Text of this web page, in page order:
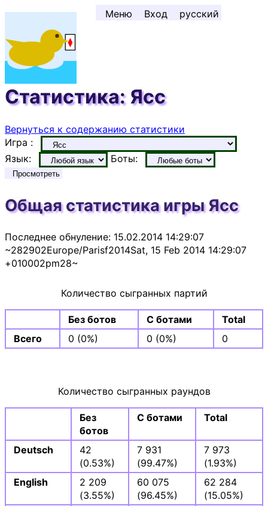
к содержимому ↓
Меню Вход русский
Статистика: Ясс
Вернуться к содержанию статистики
Игра :
Язык:
Боты:
Просмотреть
Общая статистика игры Ясс
Последнее обнуление: 15.02.2014 14:29:07
~282902Europe/Parisf2014Sat, 15 Feb 2014 14:29:07
+010002pm28~
Количество сыгранных партий
Без ботов С ботами
Total
Всего
0 (0%) 0 (0%) 0
Количество сыгранных раундов
Без
ботов
С ботами Total
Deutsch
42
(0.53%)
7 931
(99.47%)
7 973
(1.93%)
English
2 209
(3.55%)
60 075
(96.45%)
62 284
(15.05%)